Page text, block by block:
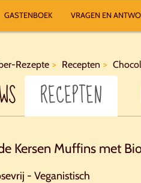
GASTENBOEK VRAGEN EN
Rezepte Recepten
RECEPTEN
Kersen Muffins met
- Veganistisch